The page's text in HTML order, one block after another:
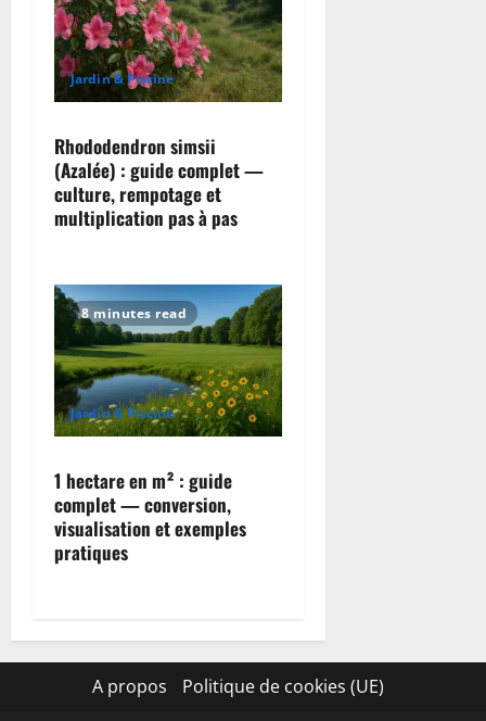
Jardin & Piscine
Rhododendron simsii
(Azalée) : guide complet —
culture, rempotage et
multiplication pas à pas
8 minutes read
Jardin & Piscine
1 hectare en m² : guide
complet — conversion,
visualisation et exemples
pratiques
A propos Politique de cookies (UE)